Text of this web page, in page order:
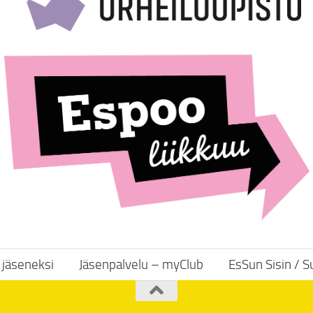
Jäsenpalvelu – myClub EsSun Sisin /